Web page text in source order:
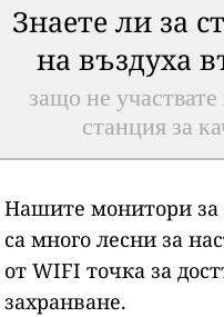
Знаете ли за
на въздуха
защо не участвате
станция за
Нашите монитори за
са много лесни за
от WIFI точка за
захранване.